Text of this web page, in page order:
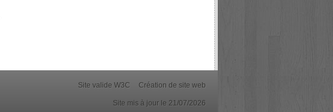
Site valide W3C Création de site web
Site mis à jour le 21/07/2026